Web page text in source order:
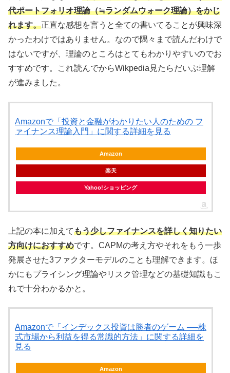
代ポートフォリオ理論（≒ランダムウォーク理論）をかじ
れます。正直な感想を言うと全ての書いてることが興味深
かったわけではありません。なので隅々まで読んだわけで
はないですが、理論のところはとてもわかりやすいのでお
すすめです。これ読んでからWikpedia見たらだいぶ理解
が進みました。
Amazonで「投資と金融がわかりたい人のための フ
ァイナンス理論入門」に関する詳細を見る
Amazon
楽天
Yahoo!ショッピング
上記の本に加えてもう少しファイナンスを詳しく知りたい
方向けにおすすめです。CAPMの考え方やそれをもう一歩
発展させた3ファクターモデルのことも理解できます。ほ
かにもプライシング理論やリスク管理などの基礎知識もこ
れで十分わかるかと。
Amazonで「インデックス投資は勝者のゲーム ──株
式市場から利益を得る常識的方法」に関する詳細を
見る
Amazon